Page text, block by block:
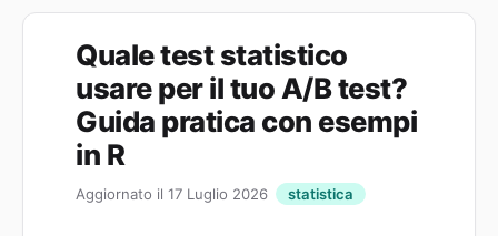
Quale test statistico
usare per il tuo A/B test?
Guida pratica con esempi
in R
Aggiornato il 17 Luglio 2026 statistica